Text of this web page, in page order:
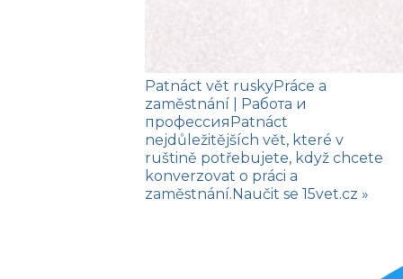
Patnáct vět ruskyPráce a
zaměstnání
| Работа и
профессияPatnáct
nejdůležitějších vět, které v
ruštině potřebujete, když chcete
konverzovat o práci a
zaměstnání.Naučit se 15vet.cz »